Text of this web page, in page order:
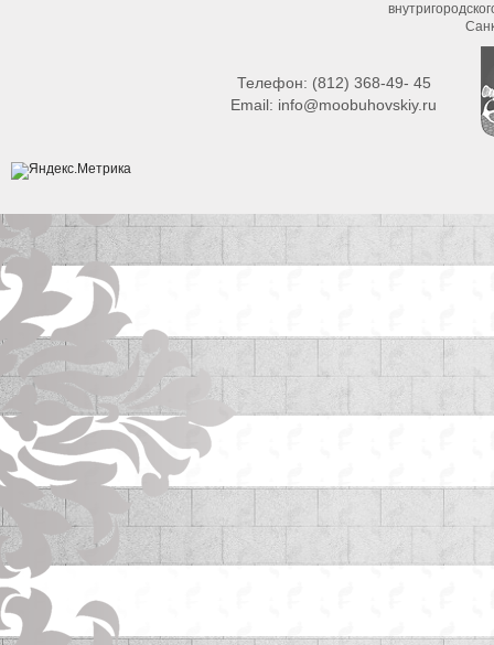
Телефон: (812) 368-49- 45
Email: info@moobuhovskiy.ru